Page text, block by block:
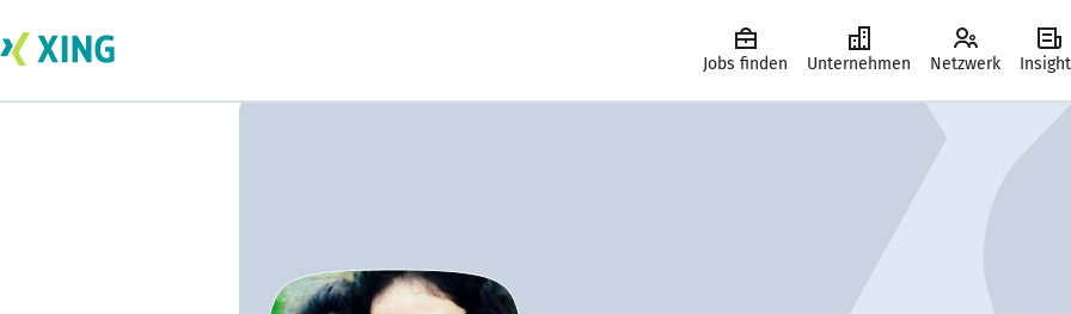
Jobs finden Unternehmen Netzwerk